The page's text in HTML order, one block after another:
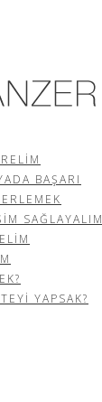
BAŞARI
SAĞLAYALIM
YAPSAK?